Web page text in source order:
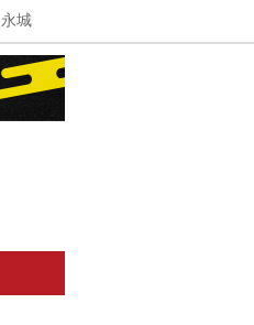
永城